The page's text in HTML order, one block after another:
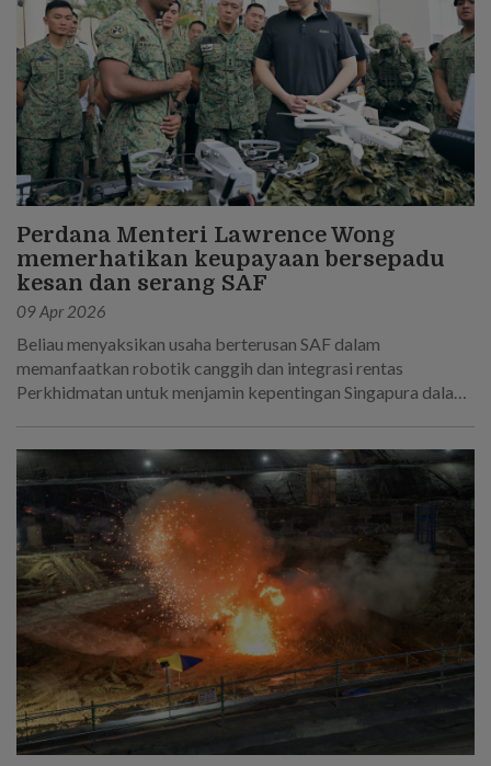
Perdana Menteri Lawrence Wong
memerhatikan keupayaan bersepadu
kesan dan serang SAF
09 Apr 2026
Beliau menyaksikan usaha berterusan SAF dalam
memanfaatkan robotik canggih dan integrasi rentas
Perkhidmatan untuk menjamin kepentingan Singapura dalam